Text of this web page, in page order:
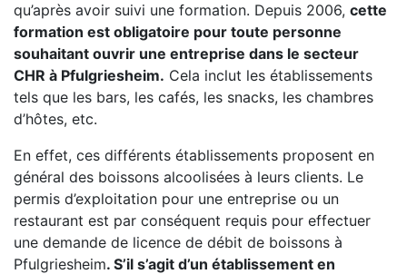
qu’après avoir suivi une formation. Depuis 2006, cette
formation est obligatoire pour toute personne
souhaitant ouvrir une entreprise dans le secteur
CHR à Pfulgriesheim. Cela inclut les établissements
tels que les bars, les cafés, les snacks, les chambres
d’hôtes, etc.
En effet, ces différents établissements proposent en
général des boissons alcoolisées à leurs clients. Le
permis d’exploitation pour une entreprise ou un
restaurant est par conséquent requis pour effectuer
une demande de licence de débit de boissons à
Pfulgriesheim. S’il s’agit d’un établissement en